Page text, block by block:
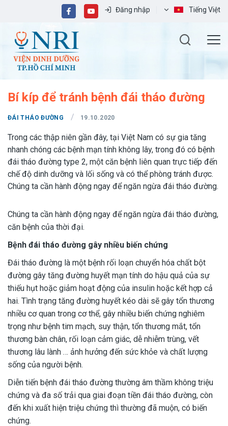
Đăng nhập Tiếng Việt
Bí kíp để tránh bệnh đái tháo đường
ĐÁI THÁO ĐƯỜNG / 19.10.2020
Trong các thập niên gần đây, tại Việt Nam có sự gia tăng
nhanh chóng các bệnh mạn tính không lây, trong đó có bệnh
đái tháo đường type 2, một căn bệnh liên quan trực tiếp đến
chế độ dinh dưỡng và lối sống và có thể phòng tránh được.
Chúng ta cần hành động ngay để ngăn ngừa đái tháo đường.
Chúng ta cần hành động ngay để ngăn ngừa đái tháo đường,
căn bệnh của thời đại.
Bệnh đái tháo đường gây nhiều biến chứng
Đái tháo đường là một bệnh rối loạn chuyển hóa chất bột
đường gây tăng đường huyết mạn tính do hậu quả của sự
thiếu hụt hoặc giảm hoạt động của insulin hoặc kết hợp cả
hai. Tình trạng tăng đường huyết kéo dài sẽ gây tổn thương
nhiều cơ quan trong cơ thể, gây nhiều biến chứng nghiêm
trọng như bệnh tim mạch, suy thận, tổn thương mắt, tổn
thương bàn chân, rối loạn cảm giác, dễ nhiễm trùng, vết
thương lâu lành … ảnh hưởng đến sức khỏe và chất lượng
sống của người bệnh.
Diễn tiến bệnh đái tháo đường thường âm thầm không triệu
chứng và đa số trải qua giai đoạn tiền đái tháo đường, còn
đến khi xuất hiện triệu chứng thì thường đã muộn, có biến
chứng.